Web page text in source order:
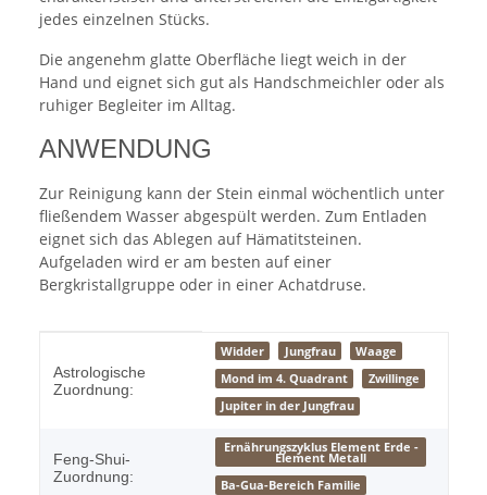
jedes einzelnen Stücks.
Die angenehm glatte Oberfläche liegt weich in der
Hand und eignet sich gut als Handschmeichler oder als
ruhiger Begleiter im Alltag.
ANWENDUNG
Zur Reinigung kann der Stein einmal wöchentlich unter
fließendem Wasser abgespült werden. Zum Entladen
eignet sich das Ablegen auf Hämatitsteinen.
Aufgeladen wird er am besten auf einer
Bergkristallgruppe oder in einer Achatdruse.
Astrologische
Zuordnung:
Widder Jungfrau
Waage
Mond im 4. Quadrant
Zwillinge
Jupiter in der Jungfrau
Feng-Shui-
Zuordnung:
Ernährungszyklus Element Erde -
Element Metall
Ba-Gua-Bereich Familie